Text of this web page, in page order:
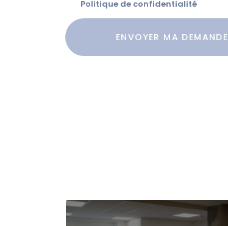
Politique de confidentialité
Acceptation
RGPD
*
ENVOYER MA DEMANDE